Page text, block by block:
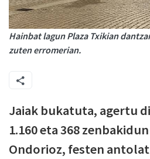
Hainbat lagun Plaza Txikian
zuten erromerian.
Jaiak bukatuta, agertu
1.160 eta 368
Ondorioz, festen